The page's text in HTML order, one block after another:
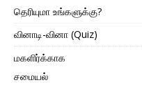
தெரியுமா உங்களுக்கு?
வினாடி-வினா (Quiz)
மகளிர்க்காக
சமையல்